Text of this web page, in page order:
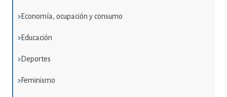
Economía, ocupación y consumo
Educación
Deportes
Feminismo